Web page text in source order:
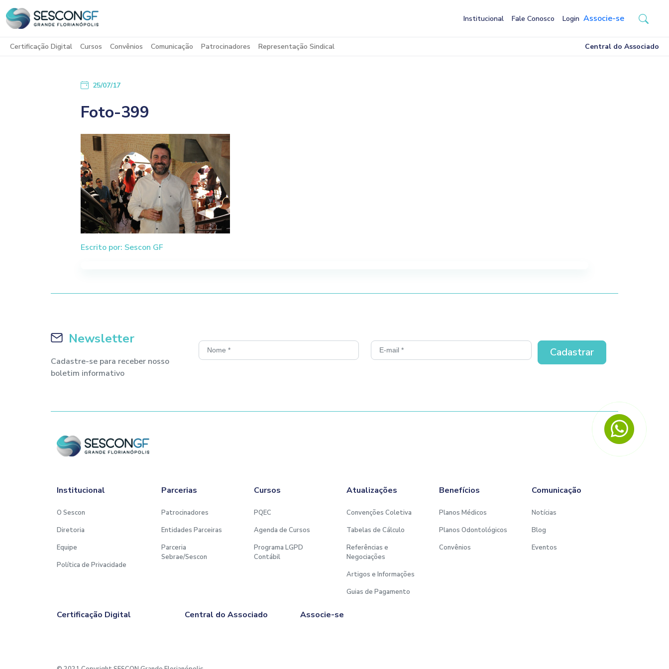
Institucional Fale Conosco Login Associe-se
Certificação Digital Cursos Convênios Comunicação Patrocinadores Representação Sindical Central do Associado
25/07/17
Foto-399
Escrito por: Sescon GF
Newsletter
Cadastre-se para receber nosso
boletim informativo
Institucional
O Sescon
Diretoria
Equipe
Política de Privacidade
Parcerias
Patrocinadores
Entidades Parceiras
Parceria
Sebrae/Sescon
Cursos
PQEC
Agenda de Cursos
Programa LGPD
Contábil
Atualizações
Convenções Coletiva
Tabelas de Cálculo
Referências e
Negociações
Artigos e Informações
Guias de Pagamento
Benefícios
Planos Médicos
Planos Odontológicos
Convênios
Comunicação
Notícias
Blog
Eventos
Certificação Digital Central do Associado Associe-se